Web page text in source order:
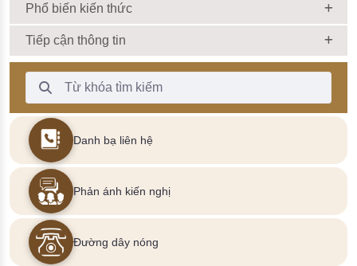
Phổ biến kiến thức
Tiếp cận thông tin
Thanh Tìm kiếm
Danh bạ liên hệ
Phản ánh kiến nghị
Đường dây nóng